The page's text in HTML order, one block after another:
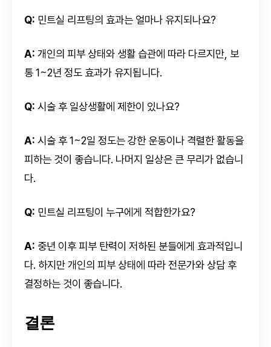
Q: 민트실 리프팅의 효과는 얼마나 유지되나요?
A: 개인의 피부 상태와 생활 습관에 따라 다르지만, 보
통 1~2년 정도 효과가 유지됩니다.
Q: 시술 후 일상생활에 제한이 있나요?
A: 시술 후 1~2일 정도는 강한 운동이나 격렬한 활동을
피하는 것이 좋습니다. 나머지 일상은 큰 무리가 없습니
다.
Q: 민트실 리프팅이 누구에게 적합한가요?
A: 중년 이후 피부 탄력이 저하된 분들에게 효과적입니
다. 하지만 개인의 피부 상태에 따라 전문가와 상담 후
결정하는 것이 좋습니다.
결론